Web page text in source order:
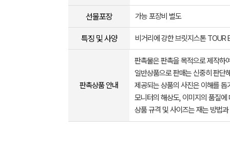
선물포장 가능 포장비 별도
특징 및 사양 비거리에 강한 브릿지스톤 TOUR
판촉상품 안내
판촉물은 판촉을 목적으로 제작하
일반상품으로 판매는 신중히 판단
제공되는 상품의 사진은 이해를
모니터의 해상도, 이미지의 품질
상품 규격 및 사이즈는 재는 방법